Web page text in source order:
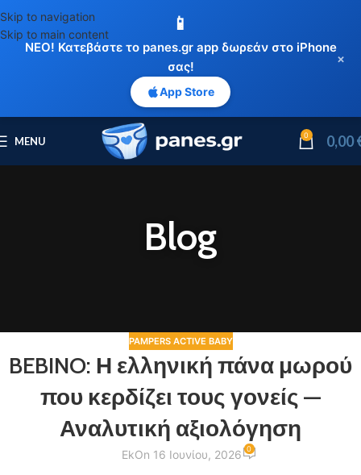
📱
ΝΕΟ! Κατεβάστε το panes.gr app δωρεάν στο iPhone
σας!
App Store
×
Skip to navigation
Skip to main content
MENU 0 0,00
Blog
PAMPERS ACTIVE BABY
BEBINO: Η ελληνική πάνα μωρού
που κερδίζει τους γονείς —
Αναλυτική αξιολόγηση
EkOn 16 Ιουνίου, 2026 0